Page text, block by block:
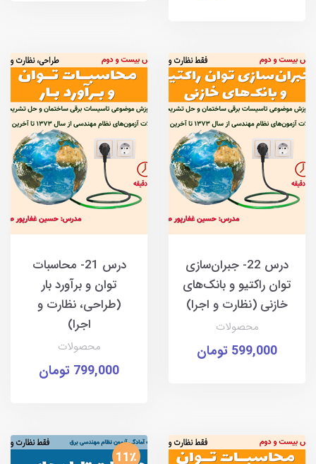
درس 22- جبران‌سازی
توان راکتیو و بانک‌های
خازنی (نظارت و اجرا)
محصولات
599,000 تومان
درس 21- محاسبات
توان و برآورد بار
(طراحی، نظارت و
اجرا)
محصولات
799,000 تومان
11٪